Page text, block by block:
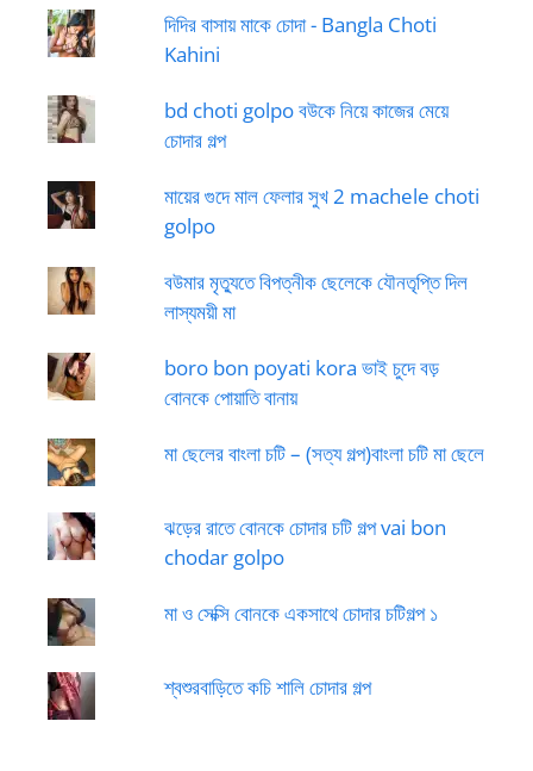
দিদির বাসায় মাকে চোদা - Bangla Choti
Kahini
bd choti golpo বউকে নিয়ে কাজের মেয়ে
চোদার গল্প
মায়ের গুদে মাল ফেলার সুখ 2 machele choti
golpo
বউমার মৃত্যুতে বিপত্নীক ছেলেকে যৌনতৃপ্তি দিল
লাস্যময়ী মা
boro bon poyati kora ভাই চুদে বড়
বোনকে পোয়াতি বানায়
মা ছেলের বাংলা চটি – (সত্য গল্প)বাংলা চটি মা ছেলে
ঝড়ের রাতে বোনকে চোদার চটি গল্প vai bon
chodar golpo
মা ও সেক্সি বোনকে একসাথে চোদার চটিগল্প ১
শ্বশুরবাড়িতে কচি শালি চোদার গল্প